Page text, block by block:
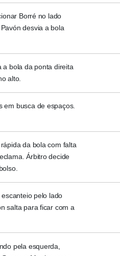
Borré no lado
desvia a bola
a bola da ponta direita
alto.
em busca de espaços.
da bola com falta
Árbitro decide
pelo lado
salta para ficar com a
pela esquerda,